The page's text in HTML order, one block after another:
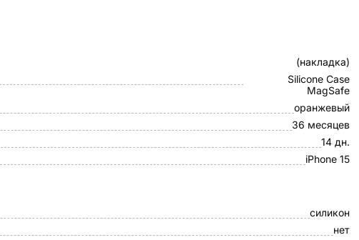
(накладка)
Silicone Case
MagSafe
оранжевый
36 месяцев
14 дн.
iPhone 15
силикон
нет